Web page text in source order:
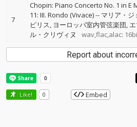
7
Chopin: Piano Concerto No. 1 in E
11: III. Rondo (Vivace)-- マリア・ジ
ピリス ヨーロッパ室内管弦楽団
ル・クリヴィヌ
wav,flac,alac:
Report about
Like! 0 Embed